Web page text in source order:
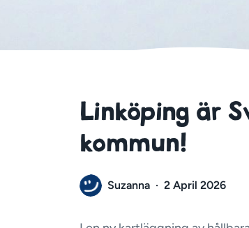
Linköping är
kommun!
Suzanna · 2 April 2026